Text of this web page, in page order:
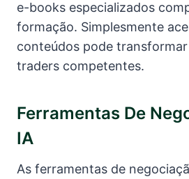
e-books especializados
formação. Simplesmente
conteúdos pode
traders competentes.
Ferramentas De
IA
As ferramentas de